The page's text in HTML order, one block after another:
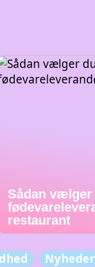
Sådan
restaurant
Nyheder